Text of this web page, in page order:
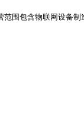
围包含物联网设备制